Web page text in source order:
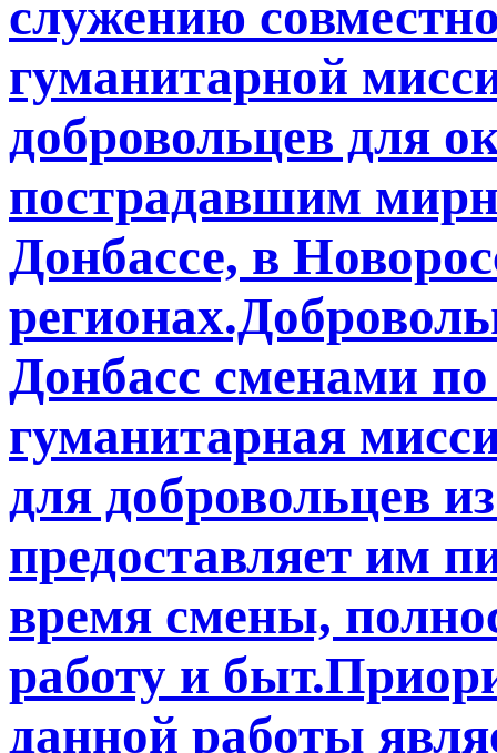
служению
гуманитарной
добровольцев для
пострадавшим
Донбассе, в
Донбасс сменами
гуманитарная
для добровольцев
предоставляет им
время смены,
работу и
данной работы